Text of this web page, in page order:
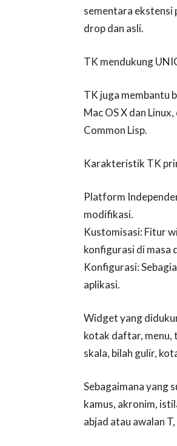
sementara ekstensi
drop dan asli.
TK mendukung
TK juga membantu
Mac OS X dan
Common Lisp.
Karakteristik TK
Platform
modifikasi.
Kustomisasi: Fitur
konfigurasi di masa
Konfigurasi:
aplikasi.
Widget yang
kotak daftar, menu,
skala, bilah gulir,
Sebagaimana yang
kamus, akronim,
abjad atau awalan